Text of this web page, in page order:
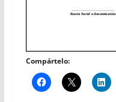
Compártelo: